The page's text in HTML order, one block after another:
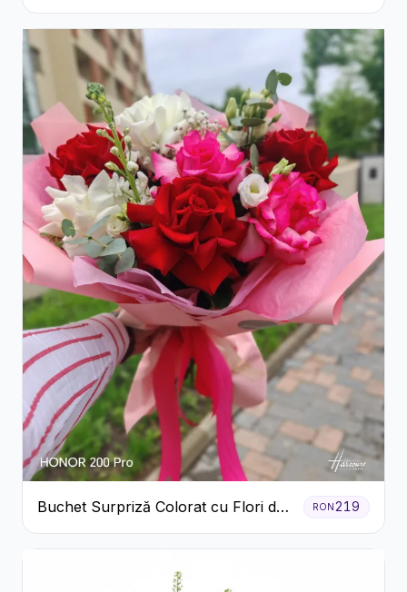
Albi
Buchet Surpriză Colorat cu Flori de
Sezon
RON219